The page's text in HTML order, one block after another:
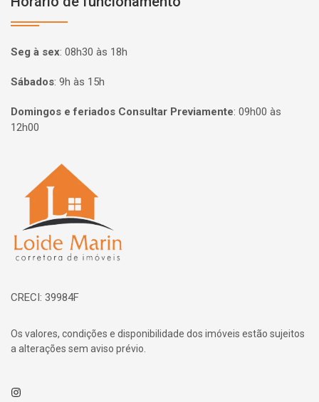
Seg à sex: 08h30 às 18h
Sábados: 9h às 15h
Domingos e feriados Consultar Previamente: 09h00 às
12h00
Página inicial
CRECI: 39984F
Os valores, condições e disponibilidade dos imóveis estão sujeitos
a alterações sem aviso prévio.
Instagram